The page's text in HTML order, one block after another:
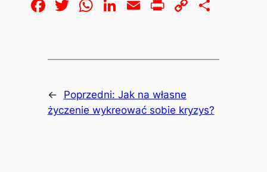
Facebook
Twitter
WhatsApp
LinkedIn
EmailPrintCopy
← Poprzedni: Jak na własne
życzenie wykreować sobie kryzys?